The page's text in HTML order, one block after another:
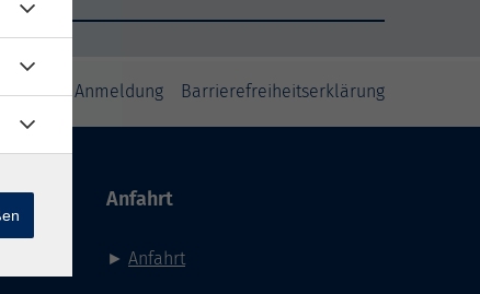
zur Anmeldung Barrierefreiheitserklärung
Anfahrt
► Anfahrt